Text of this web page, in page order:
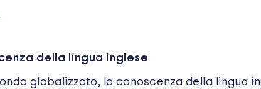
della lingua inglese
globalizzato, la conoscenza della lingua